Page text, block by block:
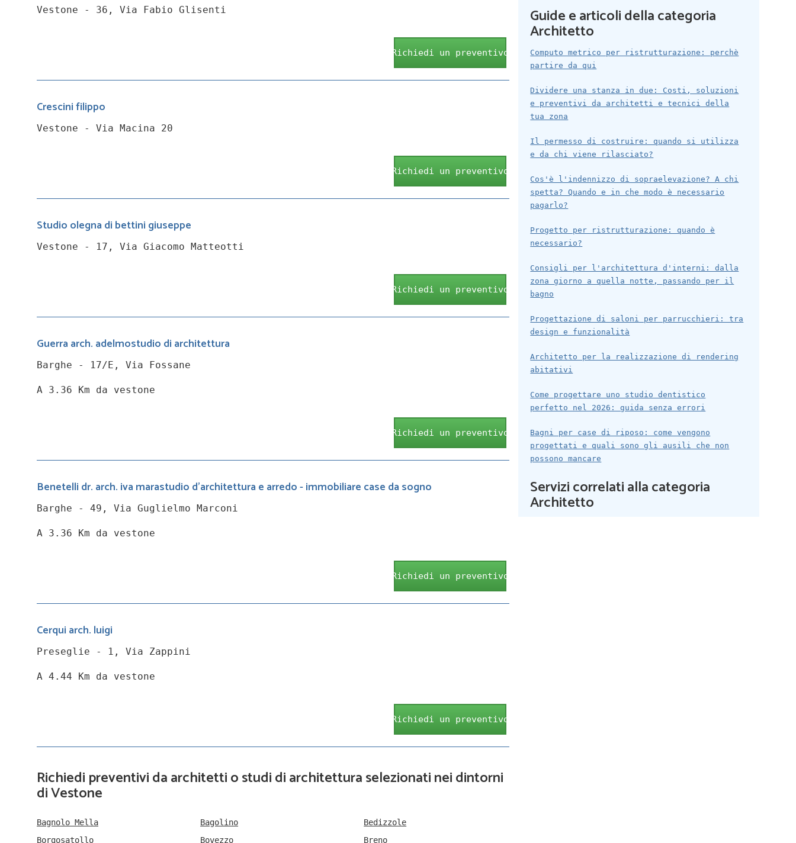
Vestone - 36, Via Fabio Glisenti
Richiedi un preventivo
Crescini filippo
Vestone - Via Macina 20
Richiedi un preventivo
Studio olegna di bettini giuseppe
Vestone - 17, Via Giacomo Matteotti
Richiedi un preventivo
Guerra arch. adelmostudio di architettura
Barghe - 17/E, Via Fossane
A 3.36 Km da vestone
Richiedi un preventivo
Benetelli dr. arch. iva marastudio d'architettura e arredo - immobiliare case da sogno
Barghe - 49, Via Guglielmo Marconi
A 3.36 Km da vestone
Richiedi un preventivo
Cerqui arch. luigi
Preseglie - 1, Via Zappini
A 4.44 Km da vestone
Richiedi un preventivo
Richiedi preventivi da architetti o studi di architettura selezionati nei dintorni
di Vestone
Bagnolo Mella Bagolino
Bedizzole
Borgosatollo
Bovezzo Breno
Guide e articoli della categoria
Architetto
Computo metrico per ristrutturazione: perchè
partire da qui
Dividere una stanza in due: Costi, soluzioni
e preventivi da architetti e tecnici della
tua zona
Il permesso di costruire: quando si utilizza
e da chi viene rilasciato?
Cos'è l'indennizzo di sopraelevazione? A chi
spetta? Quando e in che modo è necessario
pagarlo?
Progetto per ristrutturazione: quando è
necessario?
Consigli per l'architettura d'interni: dalla
zona giorno a quella notte, passando per il
bagno
Progettazione di saloni per parrucchieri: tra
design e funzionalità
Architetto per la realizzazione di rendering
abitativi
Come progettare uno studio dentistico
perfetto nel 2026: guida senza errori
Bagni per case di riposo: come vengono
progettati e quali sono gli ausili che non
possono mancare
Servizi correlati alla categoria
Architetto